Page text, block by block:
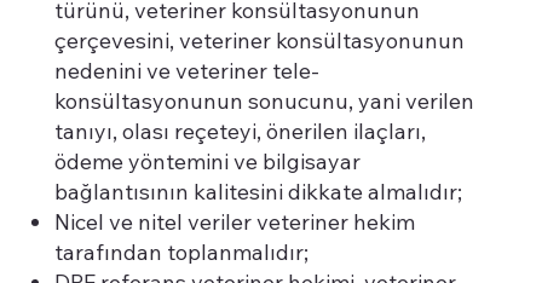
türünü, veteriner konsültasyonunun
çerçevesini, veteriner konsültasyonunun
nedenini ve veteriner tele-
konsültasyonunun sonucunu, yani verilen
tanıyı, olası reçeteyi, önerilen ilaçları,
ödeme yöntemini ve bilgisayar
bağlantısının kalitesini dikkate almalıdır;
Nicel ve nitel veriler veteriner hekim
tarafından toplanmalıdır;